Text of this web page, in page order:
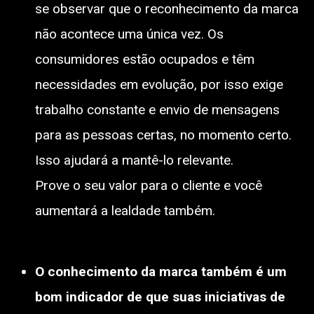
se observar que o reconhecimento da marca
não acontece uma única vez. Os
consumidores estão ocupados e têm
necessidades em evolução, por isso exige
trabalho constante e envio de mensagens
para as pessoas certas, no momento certo.
Isso ajudará a mantê-lo relevante.
Prove o seu valor para o cliente e você
aumentará a lealdade também.
O conhecimento da marca também é um
bom indicador de que suas iniciativas de